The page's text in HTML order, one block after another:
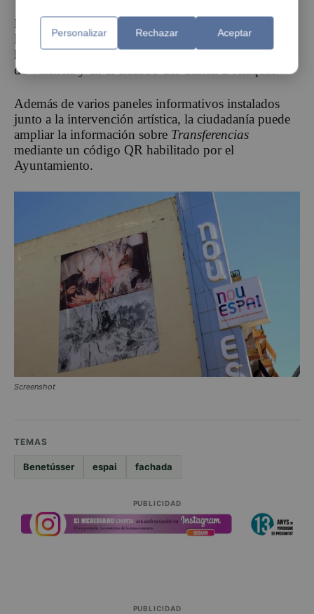
La obra permanecerá de forma permanente en
Benetússer tras haber sido exhibida anteriormente en
la Facultad de Geografía e Historia de la Universitat
de València y en el claustro del Castell d’Alaquàs.
Además de varios paneles informativos instalados
junto a la intervención artística, la ciudadanía puede
ampliar la información sobre Transferencias
mediante un código QR habilitado por el
Ayuntamiento.
Screenshot
TEMAS
Benetússer espai fachada
PUBLICIDAD
PUBLICIDAD
Personalizar Rechazar Aceptar